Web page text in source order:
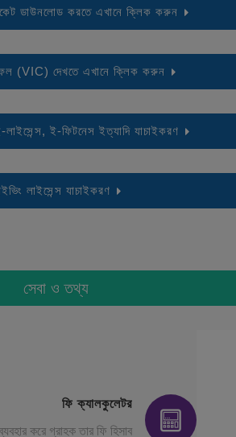
ডাউনলোড করতে এখানে ক্লিক করুন
(VIC) দেখতে এখানে ক্লিক করুন
ই-ফিটনেস ইত্যাদি যাচাইকরণ
লাইসেন্স যাচাইকরণ
সেবা ও তথ্য
ফি ক্যালকুলেটর
করে গ্রাহক তার ফি হিসাব